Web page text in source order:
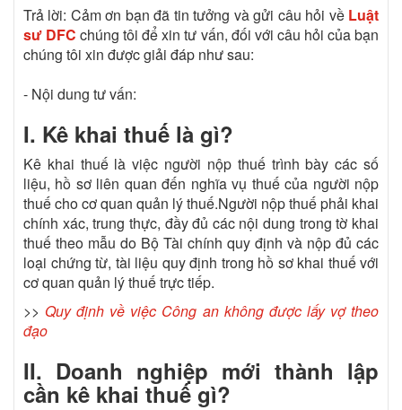
Trả lời: Cảm ơn bạn đã tin tưởng và gửi câu hỏi về Luật
sư DFC chúng tôi để xin tư vấn, đối với câu hỏi của bạn
chúng tôi xin được giải đáp như sau:
- Nội dung tư vấn:
I. Kê khai thuế là gì?
Kê khai thuế là việc người nộp thuế trình bày các số
liệu, hồ sơ liên quan đến nghĩa vụ thuế của người nộp
thuế cho cơ quan quản lý thuế.Người nộp thuế phải khai
chính xác, trung thực, đầy đủ các nội dung trong tờ khai
thuế theo mẫu do Bộ Tài chính quy định và nộp đủ các
loại chứng từ, tài liệu quy định trong hồ sơ khai thuế với
cơ quan quản lý thuế trực tiếp.
>> Quy định về việc Công an không được lấy vợ theo
đạo
II. Doanh nghiệp mới thành lập
cần kê khai thuế gì?